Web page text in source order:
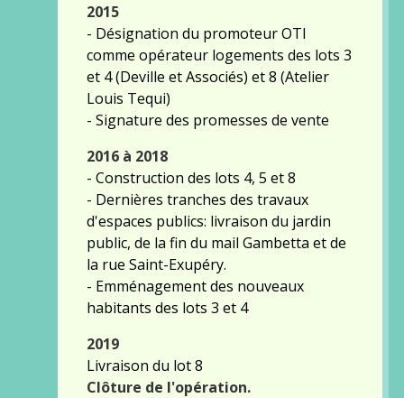
2015
- Désignation du promoteur OTI
comme opérateur logements des lots 3
et 4 (Deville et Associés) et 8 (Atelier
Louis Tequi)
- Signature des promesses de vente
2016 à 2018
- Construction des lots 4, 5 et 8
- Dernières tranches des travaux
d'espaces publics: livraison du jardin
public, de la fin du mail Gambetta et de
la rue Saint-Exupéry.
- Emménagement des nouveaux
habitants des lots 3 et 4
2019
Livraison du lot 8
Clôture de l'opération.